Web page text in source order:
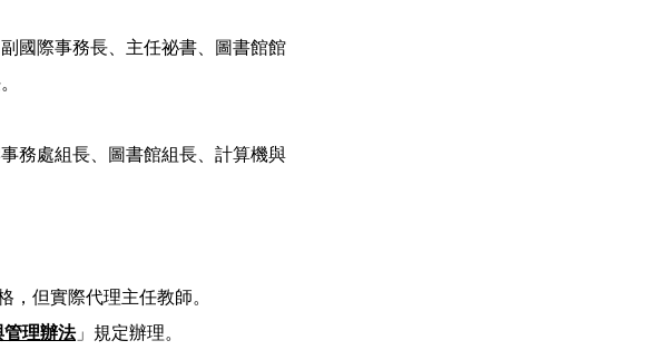
國際事務長、主任祕書、圖書館館
務處組長、圖書館組長、計算機與
但實際代理主任教師。
管理辦法」規定辦理。